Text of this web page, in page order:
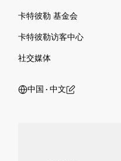
卡特彼勒 基金会
卡特彼勒访客中心
社交媒体
中国 ‧ 中文